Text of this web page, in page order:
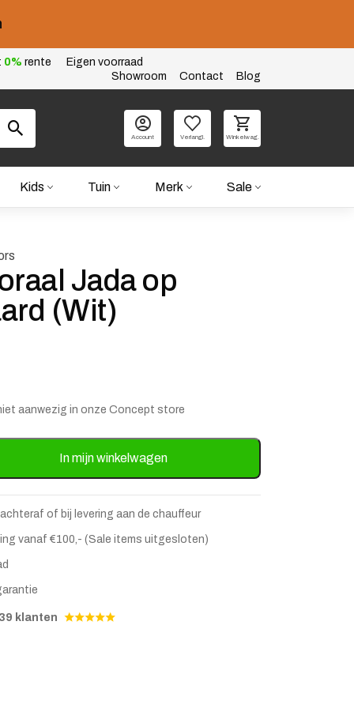
0% rente
Eigen voorraad
Showroom
Contact Blog
Account Verlangl. Winkelwag.
Kids Tuin Merk Sale
Jada op
(Wit)
aanwezig in onze Concept store
op standaard (Wit) aantal
In mijn winkelwagen
of bij levering aan de chauffeur
vanaf €100,- (Sale items uitgesloten)
klanten